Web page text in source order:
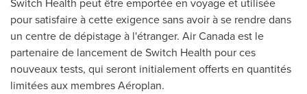
pour satisfaire à cette exigence sans avoir à se rendre dans
un centre de dépistage à l'étranger. Air Canada est le
partenaire de lancement de Switch Health pour ces
nouveaux tests, qui seront initialement offerts en quantités
limitées aux membres Aéroplan.